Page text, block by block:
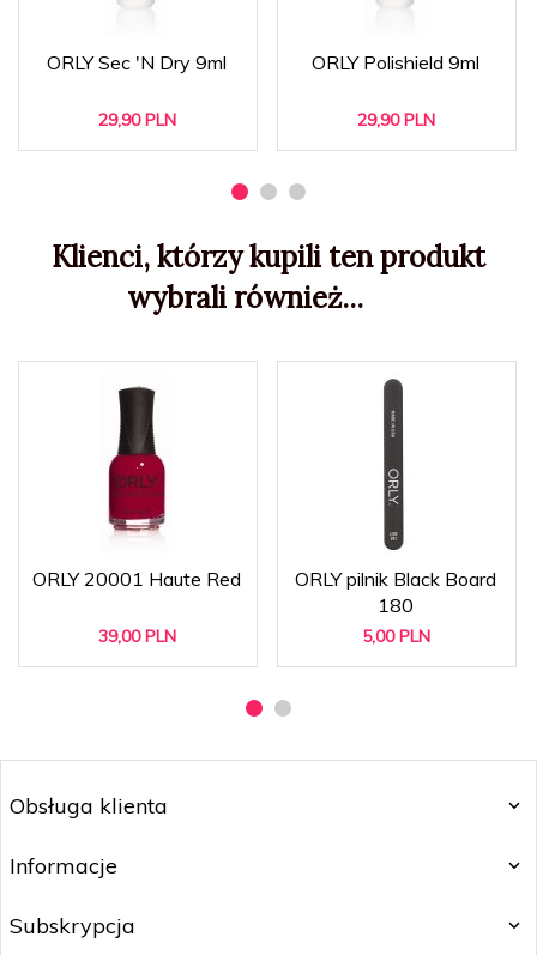
ORLY Sec 'N Dry 9ml
29,90 PLN
ORLY Polishield 9ml
29,90 PLN
Klienci, którzy kupili ten produkt
wybrali również...
ORLY 20001 Haute Red
39,00 PLN
ORLY pilnik Black Board
180
5,00 PLN
Obsługa klienta
Informacje
Subskrypcja